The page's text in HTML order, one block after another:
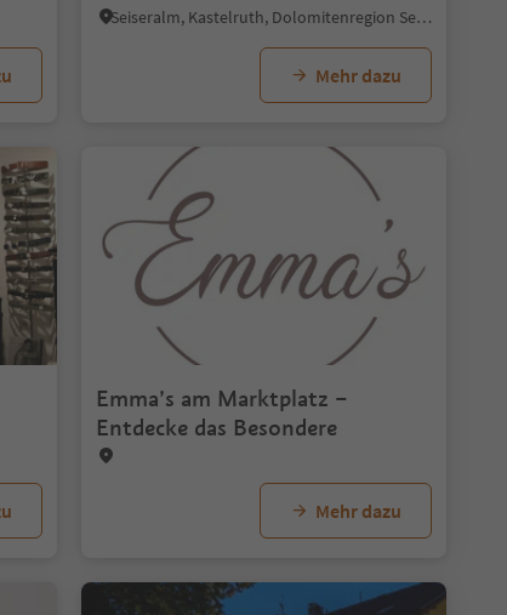
Seiseralm, Kastelruth, Dolomitenregion Seiser Alm
Mehr dazu
Emma’s am Marktplatz –
Entdecke das Besondere
Mehr dazu